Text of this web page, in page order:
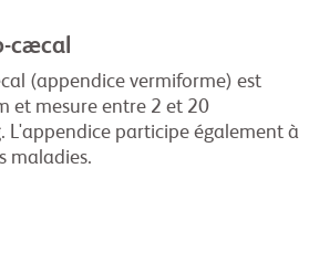
cæcal
(appendice vermiforme) est
et mesure entre 2 et 20
L'appendice participe également à
maladies.